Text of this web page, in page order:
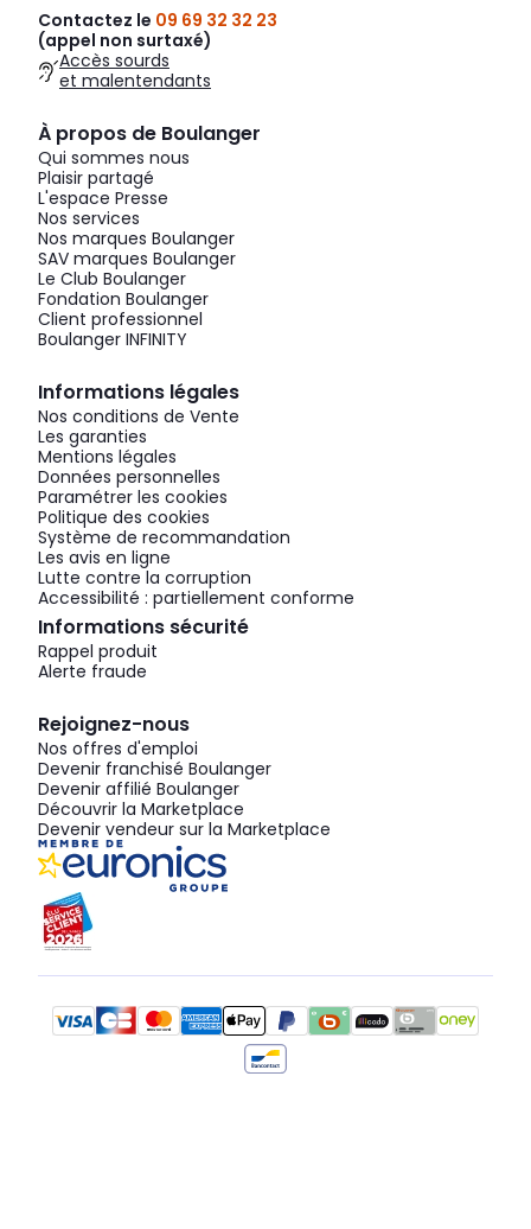
Contactez le 09 69 32 32 23
(appel non surtaxé)
Accès sourds
et malentendants
À propos de Boulanger
Qui sommes nous
Plaisir partagé
L'espace Presse
Nos services
Nos marques Boulanger
SAV marques Boulanger
Le Club Boulanger
Fondation Boulanger
Client professionnel
Boulanger INFINITY
Informations légales
Nos conditions de Vente
Les garanties
Mentions légales
Données personnelles
Paramétrer les cookies
Politique des cookies
Système de recommandation
Les avis en ligne
Lutte contre la corruption
Accessibilité : partiellement conforme
Informations sécurité
Rappel produit
Alerte fraude
Rejoignez-nous
Nos offres d'emploi
Devenir franchisé Boulanger
Devenir affilié Boulanger
Découvrir la Marketplace
Devenir vendeur sur la Marketplace